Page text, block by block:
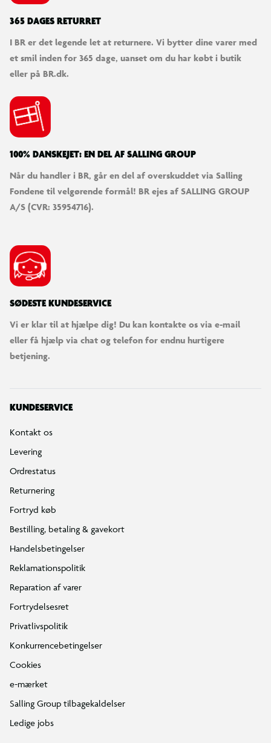
365 DAGES RETURRET
I BR er det legende let at returnere. Vi bytter dine varer med
et smil inden for 365 dage, uanset om du har købt i butik
eller på BR.dk.
100% DANSKEJET: EN DEL AF SALLING GROUP
Når du handler i BR, går en del af overskuddet via Salling
Fondene til velgørende formål! BR ejes af SALLING GROUP
A/S (CVR: 35954716).
SØDESTE KUNDESERVICE
Vi er klar til at hjælpe dig! Du kan kontakte os via e-mail
eller få hjælp via chat og telefon for endnu hurtigere
betjening.
KUNDESERVICE
Kontakt os
Levering
Ordrestatus
Returnering
Fortryd køb
Bestilling, betaling & gavekort
Handelsbetingelser
Reklamationspolitik
Reparation af varer
Fortrydelsesret
Privatlivspolitik
Konkurrencebetingelser
Cookies
e-mærket
Salling Group tilbagekaldelser
Ledige jobs